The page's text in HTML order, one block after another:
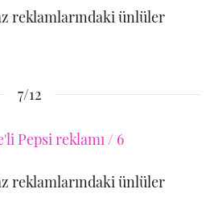
reklamlarındaki ünlüler
7/12
reklamlarındaki ünlüler